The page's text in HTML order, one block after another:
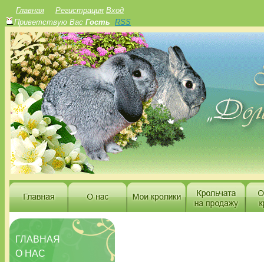
Главная Регистрация Вход
Приветствую Вас Гость RSS
ГЛАВНАЯ
О НАС